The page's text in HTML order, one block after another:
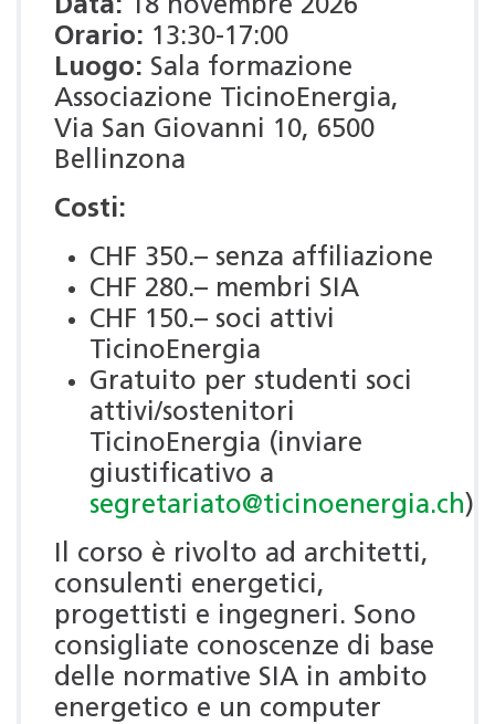
Data: 18 novembre 2026
Orario: 13:30-17:00
Luogo: Sala formazione
Associazione TicinoEnergia,
Via San Giovanni 10, 6500
Bellinzona
Costi:
CHF 350.– senza affiliazione
CHF 280.– membri SIA
CHF 150.– soci attivi
TicinoEnergia
Gratuito per studenti soci
attivi/sostenitori
TicinoEnergia (inviare
giustificativo a
segretariato@ticinoenergia.ch)
Il corso è rivolto ad architetti,
consulenti energetici,
progettisti e ingegneri. Sono
consigliate conoscenze di base
delle normative SIA in ambito
energetico e un computer